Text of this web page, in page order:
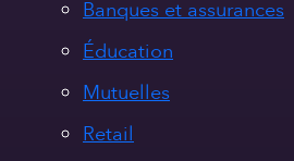
Banques et assurances
Éducation
Mutuelles
Retail